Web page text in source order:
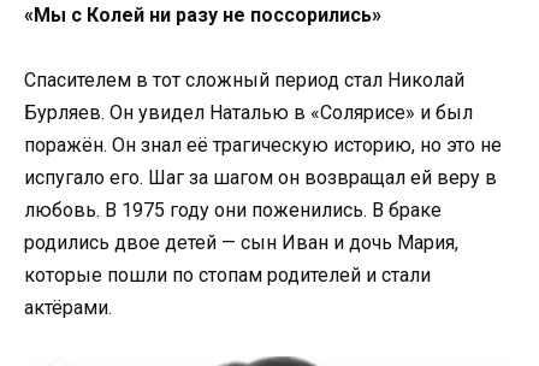
«Мы с Колей ни разу не поссорились»
Спасителем в тот сложный период стал Николай
Бурляев. Он увидел Наталью в «Солярисе» и был
поражён. Он знал её трагическую историю, но это не
испугало его. Шаг за шагом он возвращал ей веру в
любовь. В 1975 году они поженились. В браке
родились двое детей — сын Иван и дочь Мария,
которые пошли по стопам родителей и стали
актёрами.